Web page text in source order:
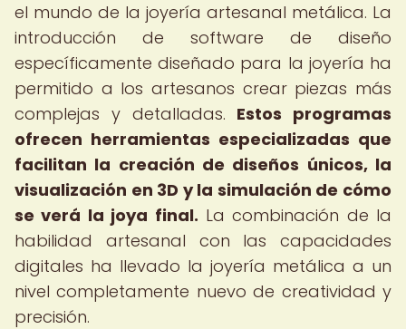
el mundo de la joyería artesanal metálica. La
introducción de software de diseño
específicamente diseñado para la joyería ha
permitido a los artesanos crear piezas más
complejas y detalladas. Estos programas
ofrecen herramientas especializadas que
facilitan la creación de diseños únicos, la
visualización en 3D y la simulación de cómo
se verá la joya final. La combinación de la
habilidad artesanal con las capacidades
digitales ha llevado la joyería metálica a un
nivel completamente nuevo de creatividad y
precisión.